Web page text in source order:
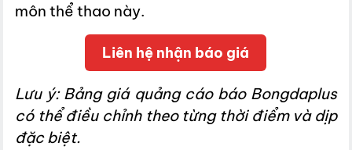
môn thể thao này.
Liên hệ nhận báo giá
Lưu ý: Bảng giá quảng cáo báo Bongdaplus
có thể điều chỉnh theo từng thời điểm và dịp
đặc biệt.